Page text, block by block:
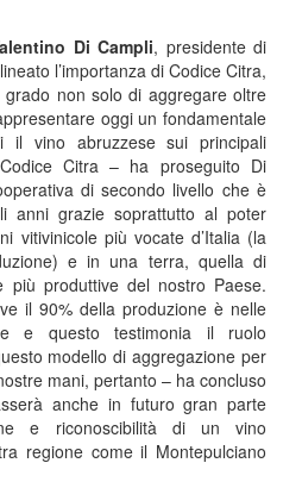
Di Campli, presidente di
l’importanza di Codice Citra,
grado non solo di aggregare oltre
oggi un fondamentale
il vino abruzzese sui principali
Citra – ha proseguito Di
di secondo livello che è
anni grazie soprattutto al poter
vitivinicole più vocate d’Italia (la
e in una terra, quella di
produttive del nostro Paese.
il 90% della produzione è nelle
e questo testimonia il ruolo
modello di aggregazione per
mani, pertanto – ha concluso
anche in futuro gran parte
e riconoscibilità di un vino
regione come il Montepulciano